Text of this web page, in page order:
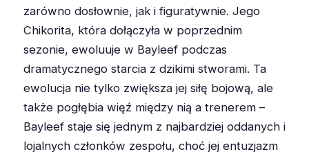
zarówno dosłownie, jak i figuratywnie. Jego
Chikorita, która dołączyła w poprzednim
sezonie, ewoluuje w Bayleef podczas
dramatycznego starcia z dzikimi stworami. Ta
ewolucja nie tylko zwiększa jej siłę bojową, ale
także pogłębia więź między nią a trenerem –
Bayleef staje się jednym z najbardziej oddanych i
lojalnych członków zespołu, choć jej entuzjazm